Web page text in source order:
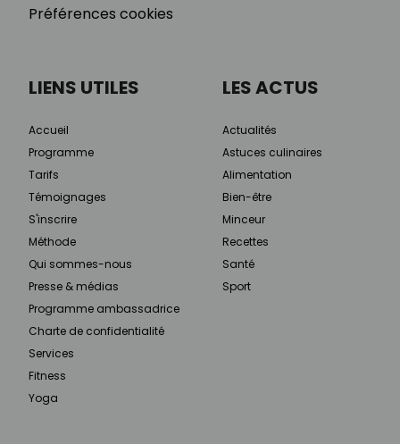
Préférences cookies
LIENS UTILES
Accueil
Programme
Tarifs
Témoignages
S'inscrire
Méthode
Qui sommes-nous
Presse & médias
Programme ambassadrice
Charte de confidentialité
Services
Fitness
Yoga
LES ACTUS
Actualités
Astuces culinaires
Alimentation
Bien-être
Minceur
Recettes
Santé
Sport